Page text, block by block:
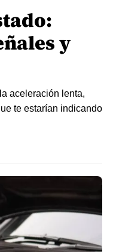
y
aceleración lenta,
te estarían indicando